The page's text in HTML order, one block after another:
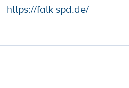
https://falk-spd.de/